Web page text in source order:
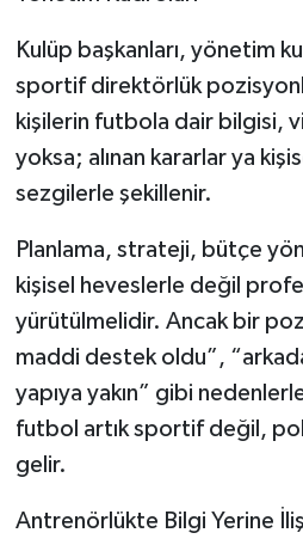
Kulüp başkanları, yönetim
sportif direktörlük
kişilerin futbola dair bilgisi,
yoksa; alınan kararlar ya
sezgilerle şekillenir.
Planlama, strateji, bütçe
kişisel heveslerle değil
yürütülmelidir. Ancak bir
maddi destek oldu”,
yapıya yakın” gibi
futbol artık sportif değil,
gelir.
Antrenörlükte Bilgi Yerine